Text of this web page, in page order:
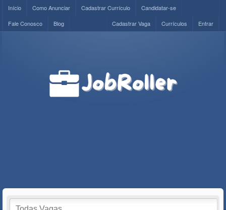
Início Como Anunciar Cadastrar Currículo
Candidatar-se
Fale Conosco
Blog Entrar
Currículos
Cadastrar Vaga